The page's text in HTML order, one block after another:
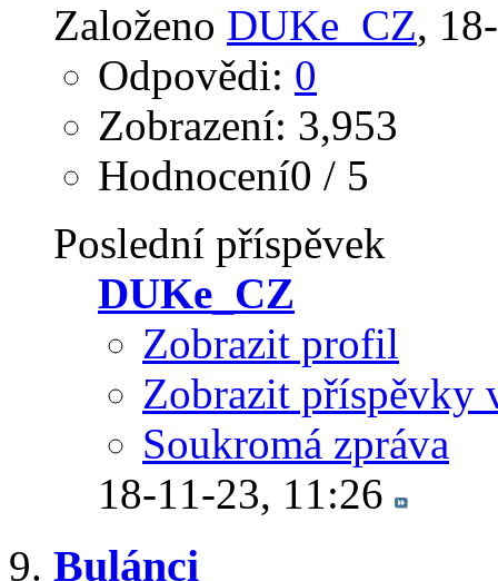
Založeno DUKe_CZ‎,
Odpovědi: 0
Zobrazení: 3,953
Hodnocení0 / 5
Poslední příspěvek
DUKe_CZ
Zobrazit profil
Zobrazit příspěvky
Soukromá zpráva
18-11-23, 11:26
Bulánci